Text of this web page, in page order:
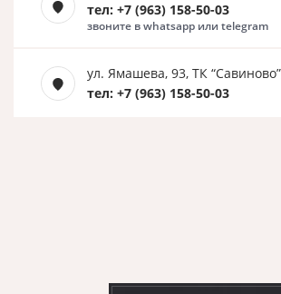
тел: +7 (963) 158-50-03
звоните в whatsapp или telegram
ул. Ямашева, 93, ТК
тел: +7 (963) 158-50-03